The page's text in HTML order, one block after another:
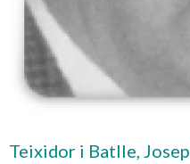
Teixidor i Batlle, Josep